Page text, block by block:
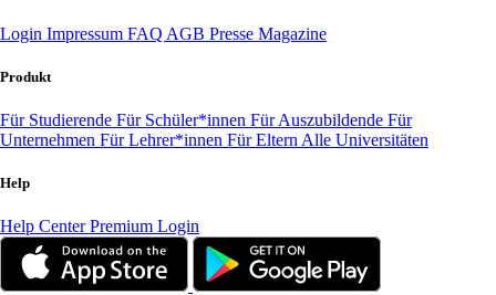
Login Impressum FAQ AGB Presse Magazine
Produkt
Für Studierende Für Schüler*innen Für Auszubildende Für
Unternehmen Für Lehrer*innen Für Eltern Alle Universitäten
Help
Help CenterPremium Login